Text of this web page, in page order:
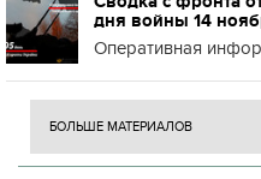
дня войны 14
Оперативная
БОЛЬШЕ МАТЕРИАЛОВ